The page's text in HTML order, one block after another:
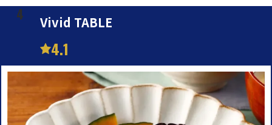
Vivid TABLE
4.1